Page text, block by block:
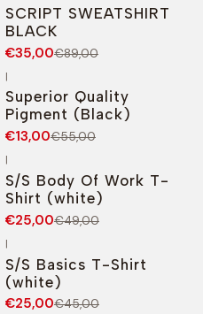
SCRIPT SWEATSHIRT
BLACK
€35,00€89,00
|
Superior Quality
Pigment (Black)
€13,00€55,00
|
S/S Body Of Work T-
Shirt (white)
€25,00€49,00
|
S/S Basics T-Shirt
(white)
€25,00€45,00